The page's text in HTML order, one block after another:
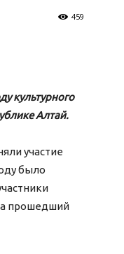
459
культурного
Алтай.
участие
было
прошедший